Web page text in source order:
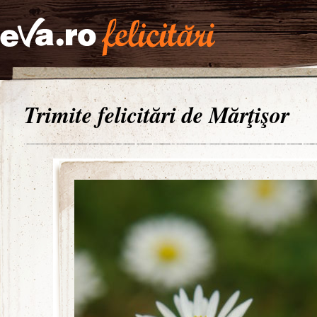
Trimite felicitări de Mărţişor